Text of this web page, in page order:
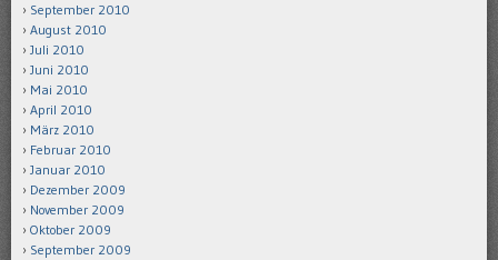
September 2010
August 2010
Juli 2010
Juni 2010
Mai 2010
April 2010
März 2010
Februar 2010
Januar 2010
Dezember 2009
November 2009
Oktober 2009
September 2009